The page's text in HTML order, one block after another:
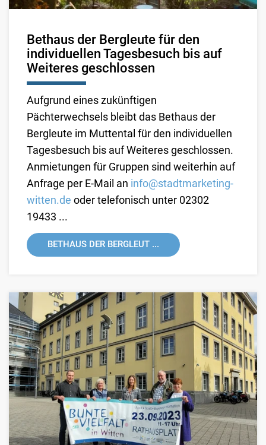
Bethaus der Bergleute für den
individuellen Tagesbesuch bis auf
Weiteres geschlossen
Aufgrund eines zukünftigen
Pächterwechsels bleibt das Bethaus der
Bergleute im Muttental für den individuellen
Tagesbesuch bis auf Weiteres geschlossen.
Anmietungen für Gruppen sind weiterhin auf
Anfrage per E-Mail an info@stadtmarketing-
witten.de oder telefonisch unter 02302
19433 ...
BETHAUS DER BERGLEUT ...